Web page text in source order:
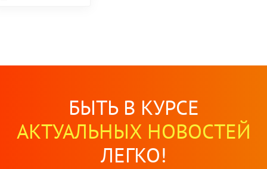
БЫТЬ В КУРСЕ
АКТУАЛЬНЫХ НОВОСТЕЙ
ЛЕГКО!